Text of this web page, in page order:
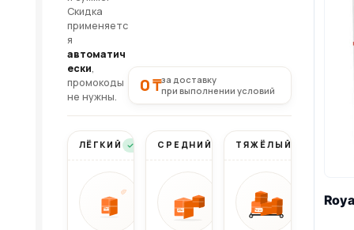
Скидка
применяетс
я
автоматич
ески,
промокоды
не нужны.
0 ₸за доставку
при выполнении условий
ЛЁГКИЙ Бесплатно
10кг
Вес до 10 кг
10 000 ₸
СРЕДНИЙ Бесплатно
20кг
Вес 10–20 кг
20 000 ₸
ТЯЖЁЛЫЙ
30+кг 30 000